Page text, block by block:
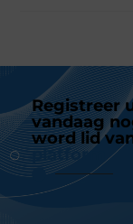
Registreer
vandaag
word lid
platform